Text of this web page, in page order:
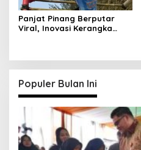
Panjat Pinang Berputar
Viral, Inovasi Kerangka
Populer Bulan Ini